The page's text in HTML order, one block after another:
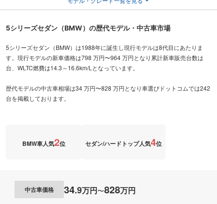
5シリーズセダン（BMW）の歴代モデル・中古車市場
5シリーズセダン（BMW）は1988年に誕生し現行モデルは8代目にあたりま
す。現行モデルの新車価格は798 万円〜964 万円となり累計新車販売台数は
台、WLTC燃費は14.3～16.6km/Lとなっています。
歴代モデルの中古車相場は34 万円〜828 万円となり車選びドットコムでは242
台を掲載しております。
BMW車人気2位 セダン/ハードトップ人気4位
中古車価格 34.9万円〜828万円